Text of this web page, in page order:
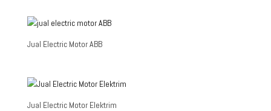
Jual Electric Motor ABB
Jual Electric Motor Elektrim